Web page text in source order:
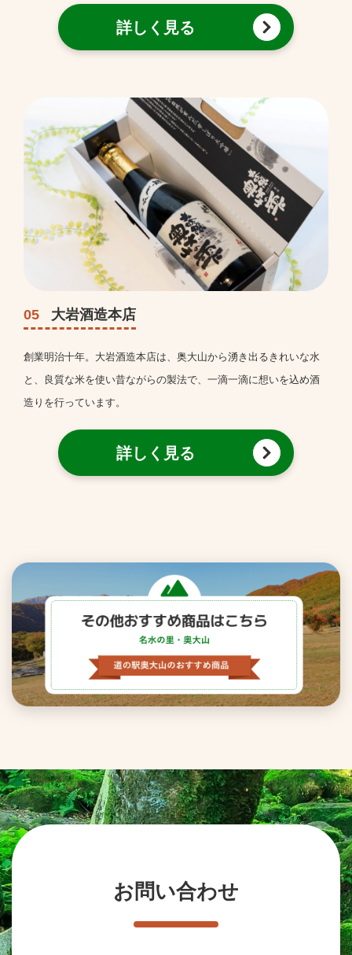
詳しく見る
05 大岩酒造本店
創業明治十年。大岩酒造本店は、奥大山から湧き出るきれいな水
と、良質な米を使い昔ながらの製法で、一滴一滴に想いを込め酒
造りを行っています。
詳しく見る
お問い合わせ